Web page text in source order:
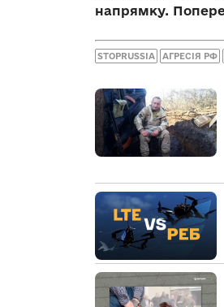
напрямку.
STOPRUSSIA АГРЕСІЯ РФ